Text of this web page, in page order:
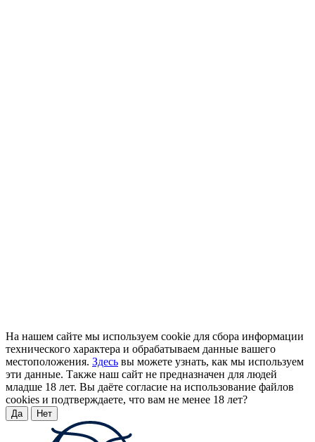
На нашем сайте мы используем cookie для сбора информации
технического характера и обрабатываем данные вашего
местоположения. Здесь вы можете узнать, как мы используем
эти данные. Также наш сайт не предназначен для людей
младше 18 лет. Вы даёте согласие на использование файлов
cookies и подтверждаете, что вам не менее 18 лет?
Да Нет